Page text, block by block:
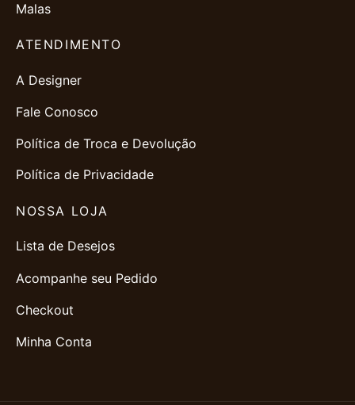
Malas
ATENDIMENTO
A Designer
Fale Conosco
Política de Troca e Devolução
Política de Privacidade
NOSSA LOJA
Lista de Desejos
Acompanhe seu Pedido
Checkout
Minha Conta